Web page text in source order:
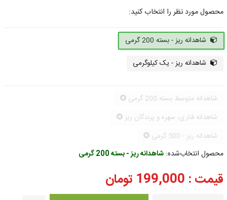
محصول مورد نظر را انتخاب کنید:
شاهدانه ریز - بسته 200 گرمی
شاهدانه ریز - یک کیلوگرمی
شاهدانه متوسط بسته 200 گرمی
شاهدانه قناری، سهره و پرندگان ریز
شاهدانه ریز - 500 گرمی
محصول انتخاب‌شده:شاهدانه ریز - بسته 200 گرمی
قیمت : 199,000 تومان